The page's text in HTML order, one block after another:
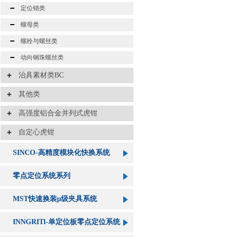
定位销类
螺母类
螺栓与螺丝类
动向钢珠螺丝类
治具素材类BC
其他类
高强度铝合金并列式虎钳
自定心虎钳
SINCO-高精度模块化快换系统
零点定位系统系列
MST快速换装μ级夹具系统
INNGRITl-单定位板零点定位系统